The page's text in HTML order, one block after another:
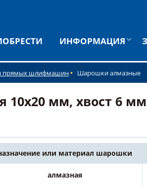
ИНФОРМАЦИЯ
прямых шлифмашин Шарошки алмазные
мм, хвост 6 мм,
или материал шарошки
алмазная